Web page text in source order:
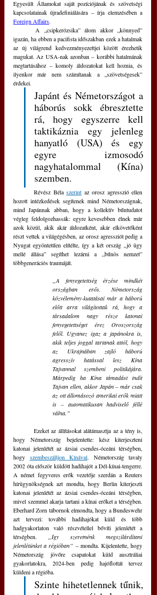
Egyesült Államokat saját pozíciójának és szövetségi
kapcsolatainak újradefiniálására – írja elemzésében a
Foreign Affairs.
	A „csipkerózsika” álom akkor „könnyed”
igazán, ha ebben a pacifista időszakban ezek a hatalmak
az új világrend kedvezményezettjei között érezhetik
magukat. Az USA-nak azonban – korábbi hatalmának
megtartásához – komoly áldozatokat kell hoznia, és
ilyenkor már nem számítanak a „szövetségesek”
érdekei.
Japánt és Németországot a
háborús sokk ébresztette
rá, hogy egyszerre kell
taktikáznia egy jelenleg
hanyatló (USA) és egy
egyre izmosodó
nagyhatalommal (Kína)
szemben.
	Révész Béla
szerint az orosz agresszió ellen
hozott intézkedések segítenek mind Németországnak,
mind Japánnak abban, hogy a kollektív bűntudatot
végleg feldolgozhassák: egyre kevesebben élnek már
azok közül, akik akár áldozatként, akár elkövetőként
részt vettek a világégésben, az orosz agressziót pedig a
Nyugat egyöntetűen elítélte, így a két ország „jó ügy
mellé állása” segíthet lezárni a „bűnös nemzet”
többgenerációs traumáját.
„A fenyegetettség érzése mindkét
országban erős. Németország
közvélemény-kutatásai már a háború
előtt arra világítottak rá, hogy a
társadalom nagy része katonai
fenyegetettséget érez Oroszország
felől. Ugyanez igaz a japánokra is,
akik teljes joggal tartanak attól, hogy
az Ukrajnában zajló háború
agresszív hatással lesz Kína
Tajvannal szembeni politikájára.
Márpedig ha Kína támadást indít
Tajvan ellen, akkor Japán – már csak
az ott állomásozó amerikai erők miatt
is – automatikusan hadviselő féllé
válna.”
hogy Németország bejelentette: kész kiterjeszteni
katonai jelenlétét az ázsiai csendes-óceáni térségben,
hogy szembeszálljon Kínával. Németország tavaly
2002 óta először küldött hadihajót a Dél-kínai-tengerre.
A német fegyveres erők vezetője szerdán a Reuters
hírügynökségnek azt mondta, hogy Berlin kiterjeszti
katonai jelenlétét az ázsiai csendes-óceáni térségben,
mivel szemmel akarja tartani a kínai erőket a térségben.
Eberhard Zorn tábornok elmondta, hogy a Bundeswehr
azt tervezi: további hadihajókat küld és több
hadgyakorlaton való részvétellel bővíti jelenlétét a
térségben. „Így szeretnénk megszilárdítani
jelenlétünket a régióban” – mondta. Kijelentette, hogy
Németország jövőre csapatokat küld ausztráliai
gyakorlatokra, 2024-ben pedig hajóflottát tervez
küldeni a régióba.
Szinte hihetetlennek tűnik,